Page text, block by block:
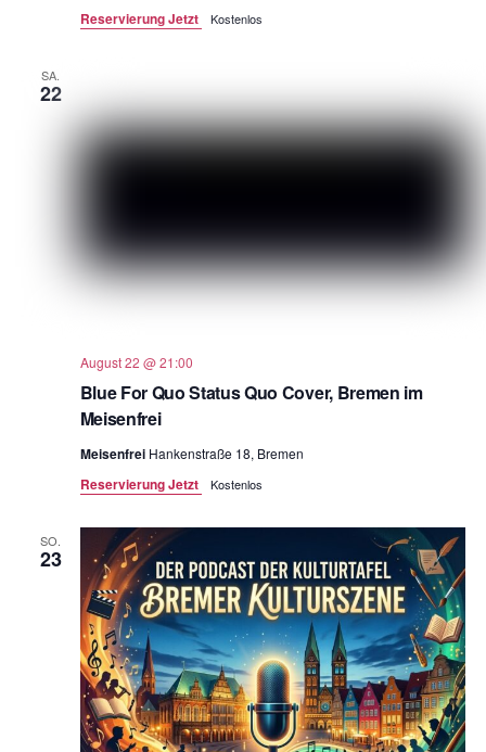
Reservierung Jetzt Kostenlos
SA.
22
Blue For Quo Status Quo Cover, Bremen im
Meisenfrei
August 22 @ 21:00
Meisenfrei Hankenstraße 18, Bremen
Reservierung Jetzt Kostenlos
SO.
23